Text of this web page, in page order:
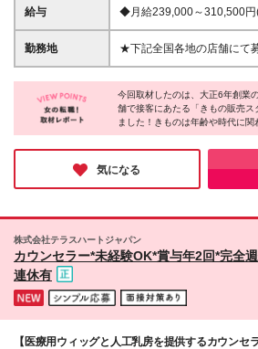
迎／ ★40～50代の主婦も
ださい！
給与
◆月給239,000～310,500円(
は別途支給)【ゼネラル社
210,000～298,000円(地域
決定 ＜各種手当＞ ◆通勤手当(上限5万円/月) ◆時間
外手当 ◆夜間手当(最大7
手当(扶養家族1人月1.5万
当(全額支給) ◆赴任手当(10
度、2万円を超える交通費
勤務地
★下記全国各地の店舗にて
知らせください！※配属店
決定し、お伝えいたします 【積極採用】 アトレ亀戸
店 町田モディ店 ルミネ立
浜店 横浜ポルタ店 ダイナ
田阪急三番街店 ららぽーと
さんすて岡山店 ゆめタウ
店 アミュプラザおおいた店
Y.&SONS神田 【その他募集地域】 全国各店舗にて募
今回取材したのは、大正6年創業
舗で接客にあたる「きもの販売ス
ました！きものは年齢や時代に関
テムだからこそ、お客様との信
から直接ご指名をいただいたり、
のだそうです。魅力ある「きもの
と交流をする。とてもステキなお
気になる
株式会社テラスハートジャパン
カウンセラー*未経験OK*賞与年2回*完全
連休有
【医療用ウィッグと人工乳房を提供するカウンセラ